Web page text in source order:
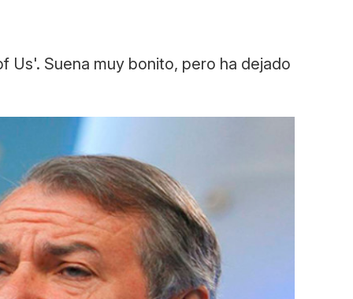
Us'. Suena muy bonito, pero ha dejado